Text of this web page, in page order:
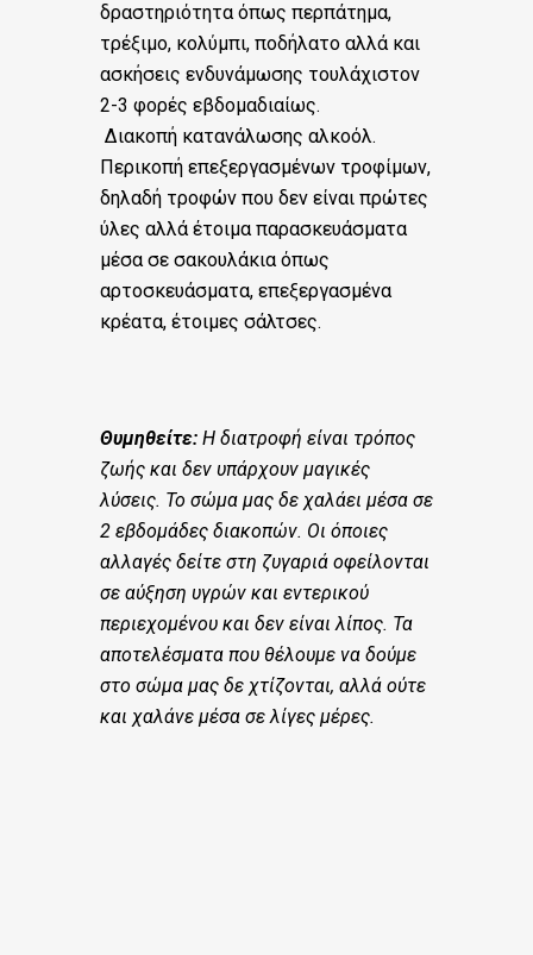
δραστηριότητα όπως περπάτημα,
τρέξιμο, κολύμπι, ποδήλατο αλλά και
ασκήσεις ενδυνάμωσης τουλάχιστον
2-3 φορές εβδομαδιαίως.
Διακοπή κατανάλωσης αλκοόλ.
Περικοπή επεξεργασμένων τροφίμων,
δηλαδή τροφών που δεν είναι πρώτες
ύλες αλλά έτοιμα παρασκευάσματα
μέσα σε σακουλάκια όπως
αρτοσκευάσματα, επεξεργασμένα
κρέατα, έτοιμες σάλτσες.
Θυμηθείτε: H διατροφή είναι τρόπος
ζωής και δεν υπάρχουν μαγικές
λύσεις. Το σώμα μας δε χαλάει μέσα σε
2 εβδομάδες διακοπών. Οι όποιες
αλλαγές δείτε στη ζυγαριά οφείλονται
σε αύξηση υγρών και εντερικού
περιεχομένου και δεν είναι λίπος. Τα
αποτελέσματα που θέλουμε να δούμε
στο σώμα μας δε χτίζονται, αλλά ούτε
και χαλάνε μέσα σε λίγες μέρες.